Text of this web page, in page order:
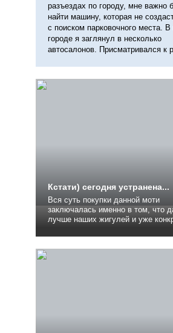
разъездах по городу, мне важно
найти машину, которая не
с поиском парковочного места.
городе я заглянул в несколько
автосалонов. Присматривался к
Кстати) сегодня устранена...
Вся суть покупки данной моти
заключалась именно в том, что
лучше наших жигулей и уже
И когда я торговался с
изначально знал, что машинку